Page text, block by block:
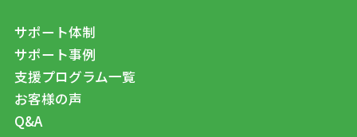
サポート体制
サポート事例
支援プログラム一覧
お客様の声
Q&A